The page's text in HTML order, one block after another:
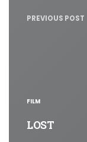
PREVIOUS POST
FILM
LOST